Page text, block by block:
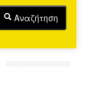
Αναζήτηση